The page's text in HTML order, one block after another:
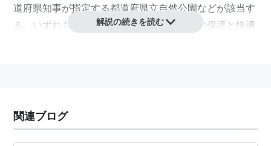
道府県知事が指定する都道府県立自然公園などが該当す
る。いずれも自然公園法によって自然環境の保護と快適
解説の続きを読む
関連ブログ